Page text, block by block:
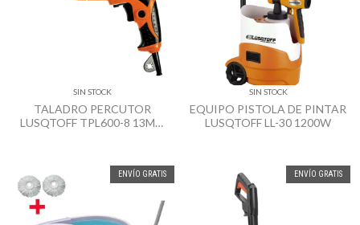
SIN STOCK
TALADRO PERCUTOR
LUSQTOFF TPL600-8 13MM
SIN STOCK
EQUIPO PISTOLA DE PINTAR
LUSQTOFF LL-30 1200W
ENVÍO GRATIS ENVÍO GRATIS